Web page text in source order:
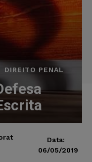
DIREITO PENAL
Data:
06/05/2019